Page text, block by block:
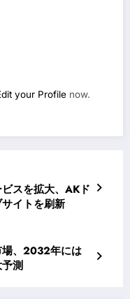
your Profile now.
スを拡大、AKド
イトを刷新
場、2032年には
測